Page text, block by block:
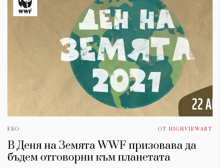
ЕКО ОТ HIGHVIEWART
В Деня на Земята WWF призовава да
бъдем отговорни към планетата